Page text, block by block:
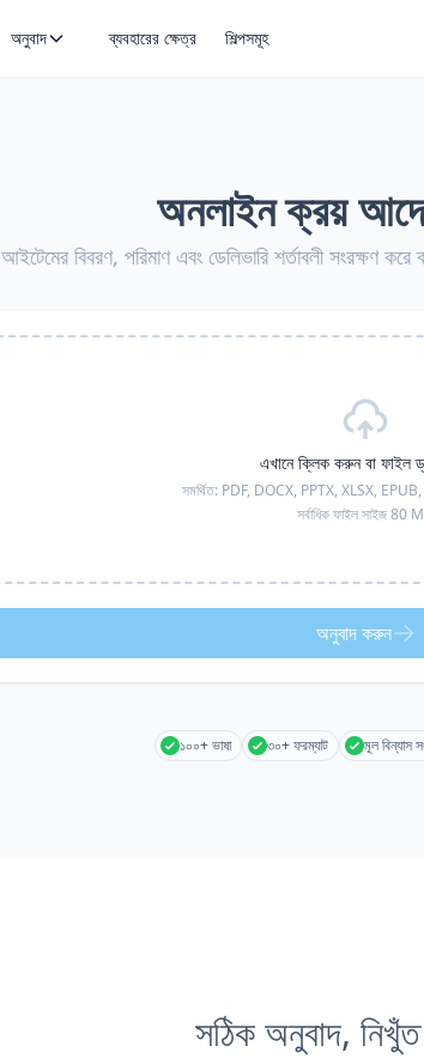
অনুবাদ ব্যবহারের ক্ষেত্র শিল্পসমূহ
অনলাইন ক্রয়
আইটেমের বিবরণ, পরিমাণ এবং ডেলিভারি শর্তাবলী সংরক্ষণ
এখানে ক্লিক করুন বা ফাইল
সমর্থিত: PDF, DOCX, PPTX, XLSX,
সর্বাধিক ফাইল সাইজ 80
অনুবাদ করুন
১০০+ ভাষা ৩০+ ফরম্যাট মূল বিন্যাস
সঠিক অনুবাদ, নিখুঁত